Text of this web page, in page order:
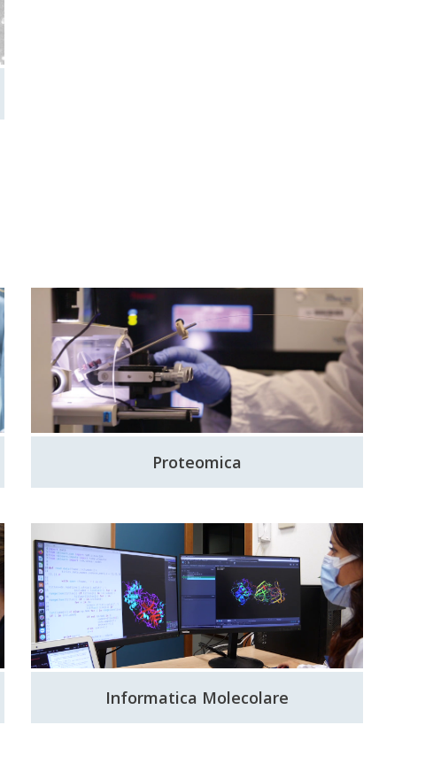
Proteomica
Informatica Molecolare